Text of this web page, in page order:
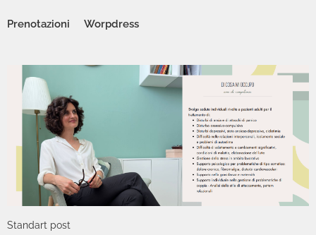
Prenotazioni Worpdress
Permalink
Standart post